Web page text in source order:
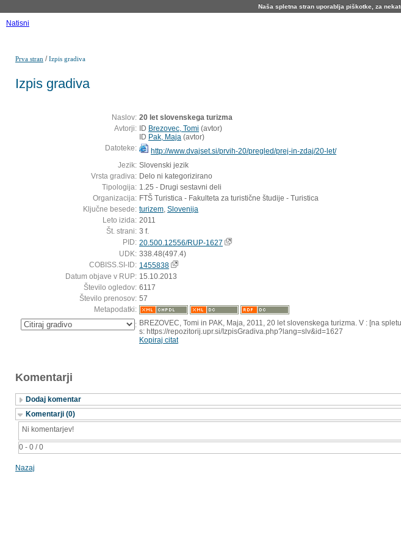
Naša spletna stran uporablja piškotke, za
Natisni
Prva stran /Izpis gradiva
Izpis gradiva
Naslov: 20 let slovenskega turizma
Avtorji: ID Brezovec, Tomi (avtor)
ID Pak, Maja (avtor)
Datoteke:
http://www.dvajset.si/prvih-20/pregled/prej-in-zdaj/20-let/
Jezik: Slovenski jezik
Vrsta gradiva: Delo ni kategorizirano
Tipologija: 1.25 - Drugi sestavni deli
Organizacija: FTŠ Turistica - Fakulteta za turistične študije - Turistica
Ključne besede: turizem Slovenija
Leto izida: 2011
Št. strani: 3 f.
PID: 20.500.12556/RUP-1627
UDK: 338.48(497.4)
COBISS.SI-ID: 1455838
Datum objave v RUP: 15.10.2013
Število ogledov: 6117
Število prenosov: 57
Metapodatki:
: BREZOVEC, Tomi in PAK, Maja, 2011, 20 let slovenskega turizma. V : [na
s: https://repozitorij.upr.si/IzpisGradiva.php?lang=slv&id=1627
Kopiraj citat
Komentarji
Dodaj komentar
Komentarji (0)
0 - 0 / 0
Ni komentarjev!
Nazaj